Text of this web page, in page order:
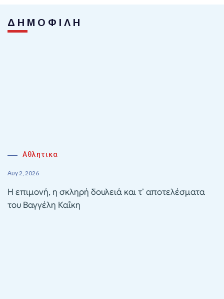
ΔΗΜΟΦΙΛΗ
Αθλητικα
Αυγ 2, 2026
Η επιμονή, η σκληρή δουλειά και τ’ αποτελέσματα
του Βαγγέλη Καΐκη